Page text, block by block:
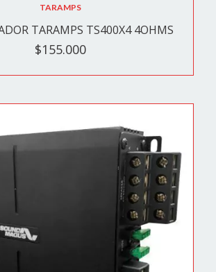
TARAMPS
TARAMPS TS400X4 4OHMS
$155.000